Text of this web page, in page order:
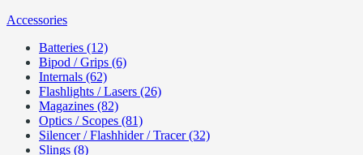
Accessories
Batteries (12)
Bipod / Grips (6)
Internals (62)
Flashlights / Lasers (26)
Magazines (82)
Optics / Scopes (81)
Silencer / Flashhider / Tracer (32)
Slings (8)